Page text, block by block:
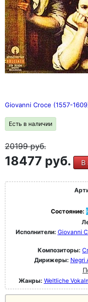
Giovanni Croce (1557-
Есть в наличии
20199руб.
18477 руб. В
Состояние:
Исполнители: Giovanni
Композиторы:
Дирижеры: Negri
Жанры: Weltliche